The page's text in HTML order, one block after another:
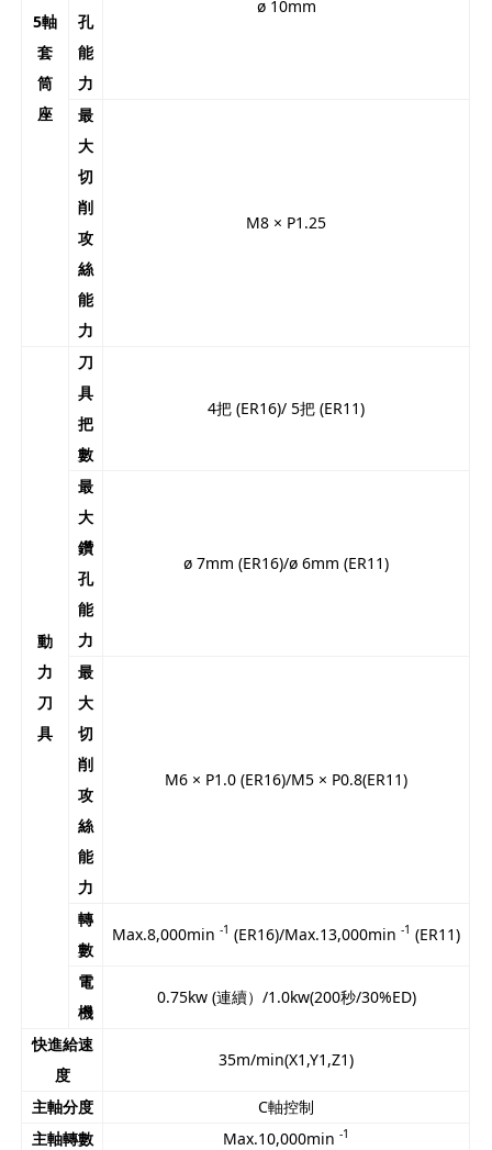
5軸
套
筒
座
孔
能
力
ø 10mm
最
大
切
削
攻
絲
能
力
M8 × P1.25
動
力
刀
具
刀
具
把
數
4把 (ER16)/ 5把 (ER11)
最
大
鑽
孔
能
力
ø 7mm (ER16)/ø 6mm (ER11)
最
大
切
削
攻
絲
能
力
M6 × P1.0 (ER16)/M5 × P0.8(ER11)
轉
數
Max.8,000min-1 (ER16)/Max.13,000min-1 (ER11)
電
機
0.75kw (連續）/1.0kw(200秒/30%ED)
快進給速
度
35m/min(X1,Y1,Z1)
主軸分度
C軸控制
主軸轉數
Max.10,000min-1